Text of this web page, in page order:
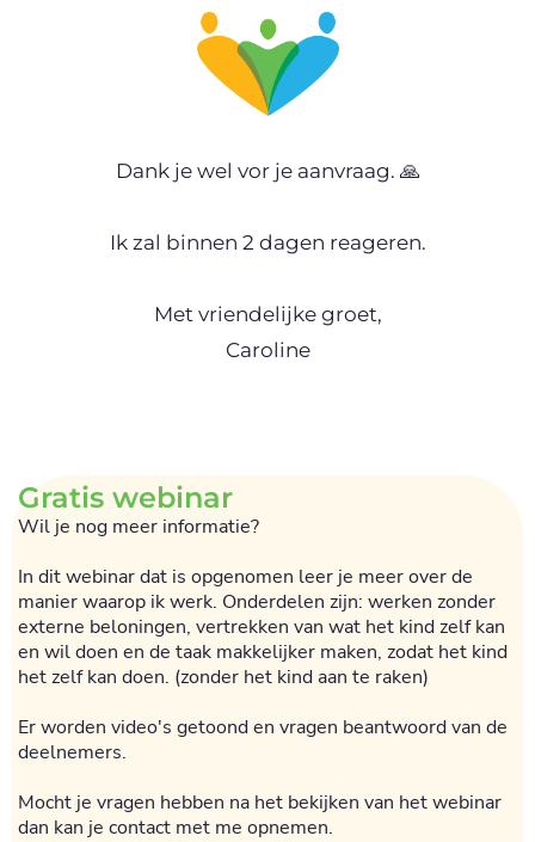
Dank je wel vor je aanvraag. 🙏
Ik zal binnen 2 dagen reageren.
Met vriendelijke groet,
Caroline
Gratis webinar
Wil je nog meer informatie?
In dit webinar dat is opgenomen leer je meer over de
manier waarop ik werk. Onderdelen zijn: werken zonder
externe beloningen, vertrekken van wat het kind zelf kan
en wil doen en de taak makkelijker maken, zodat het kind
het zelf kan doen. (zonder het kind aan te raken)
Er worden video's getoond en vragen beantwoord van de
deelnemers.
Mocht je vragen hebben na het bekijken van het webinar
dan kan je contact met me opnemen.